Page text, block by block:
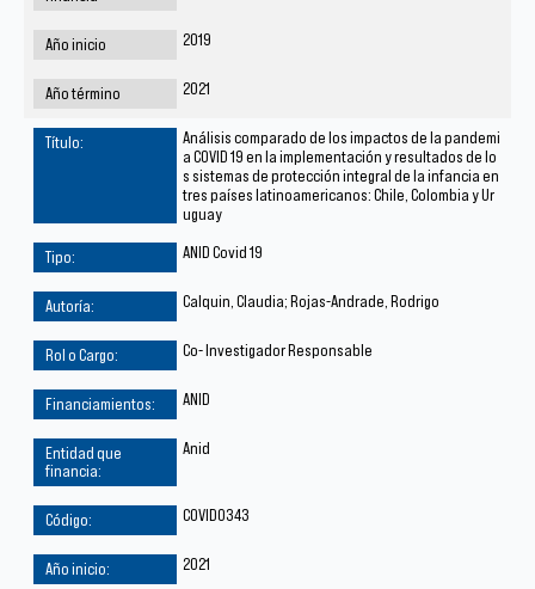
2019
2021
Análisis comparado de los impactos de la pandemi
a COVID 19 en la implementación y resultados de lo
s sistemas de protección integral de la infancia en
tres países latinoamericanos: Chile, Colombia y Ur
uguay
ANID Covid 19
Calquin, Claudia; Rojas-Andrade, Rodrigo
Co- Investigador Responsable
ANID
Anid
COVID0343
2021